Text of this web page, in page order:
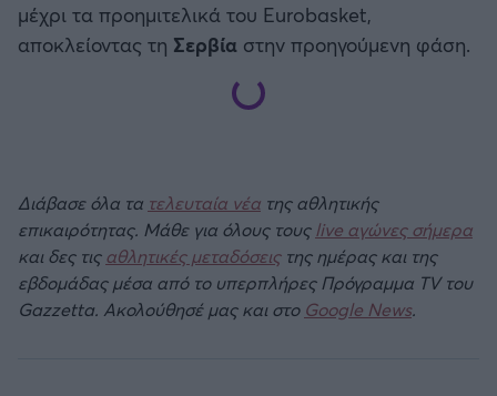
μέχρι τα προημιτελικά του Eurobasket,
αποκλείοντας τη Σερβία στην προηγούμενη φάση.
Διάβασε όλα τα τελευταία νέα της αθλητικής
επικαιρότητας. Μάθε για όλους τους live αγώνες σήμερα
και δες τιςαθλητικές μεταδόσειςτης ημέρας και της
εβδομάδας μέσα από το υπερπλήρες Πρόγραμμα TV του
Gazzetta. Ακολούθησέ μας και στο Google News.